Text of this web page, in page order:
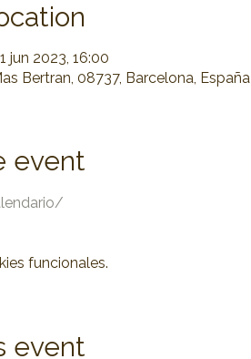
jun 2023, 16:00
Bertran, 08737, Barcelona, España
event
funcionales.
event